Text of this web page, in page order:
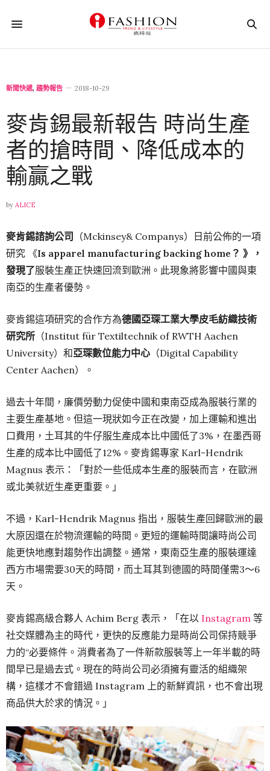
新聞快遞, 趨勢報告 2018-10-29
麥肯錫最新報告 時尚生產
者的搶時間、降低成本的
輸贏之戰
by ALICE
麥肯錫諮詢公司
（Mckinsey& Companys）日前公佈的一項
研究 《Is apparel manufacturing backing home？ 》，
發現了服裝生產正快速回流到歐洲。此現象將影響中國與東
南亞的生產者優勢。
麥肯錫這項研究的合作方為德國亞琛工業大學皮毛紡織技術
研究所 （Institut für Textiltechnik of RWTH Aachen
University）和亞琛數位能力中心 （Digital Capability
Center Aachen）。
過去十年間，廉價勞動力促使中國和東南亞成為服裝行業的
主要生產基地。但這一現狀如今正在改變，加上運輸和進出
口費用，土耳其的牛仔服生產成本比中國低了3%，在墨西哥
生產的成本比中國低了12%。麥肯錫專家 Karl-Hendrik
Magnus 表示：「對於一些低成本生產的服裝而言，在歐洲
或北美就近生產更重要。」
不過，Karl-Hendrik Magnus 指出，服裝生產回歸歐洲的最
大原因還在於物流運輸的時間。更短的運輸時間讓時尚公司
能更快地應對趨勢作出調整。通常，東南亞生產的服裝運達
西方市場需要30天的時間，而土耳其到德國的時間僅需3～6
天。
麥肯錫高級合夥人 Achim Berg 表示，「在以 Instagram 等
社交媒體為主的時代，更快的反應能力是時尚公司保持競爭
力的“必要條件。消費者為了一件新款服裝等上一年半載的時
間早已是過去式。現在的時尚公司必須擁有靈活的組織架
構，這樣才不會錯過 Instagram 上的新鮮資訊，也不會出現
商品供大於求的情況。」